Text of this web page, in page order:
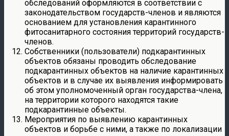
обследований оформляются в соответствии с
законодательством государств-членов и являются
основанием для установления карантинного
фитосанитарного состояния территорий государств-
членов.
Собственники (пользователи) подкарантинных
объектов обязаны проводить обследование
подкарантинных объектов на наличие карантинных
объектов и в случае их выявления информировать
об этом уполномоченный орган государства-члена,
на территории которого находятся такие
подкарантинные объекты.
Мероприятия по выявлению карантинных
объектов и борьбе с ними, а также по локализации